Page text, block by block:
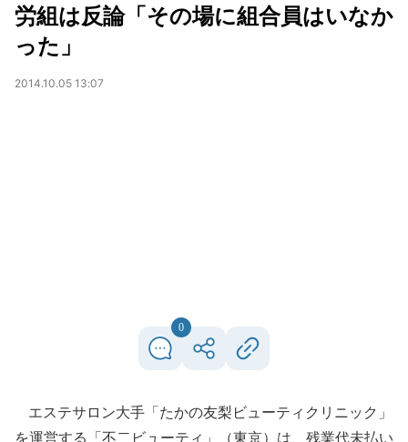
労組は反論「その場に組合員はいなか
った」
2014.10.05 13:07
0
エステサロン大手「たかの友梨ビューティクリニック」
を運営する「不二ビューティ」（東京）は、残業代未払い